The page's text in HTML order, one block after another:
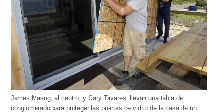
James Masog, al centro, y Gary Tavares, llevan una tabla de
conglomerado para proteger las puertas de vidrio de la casa de un